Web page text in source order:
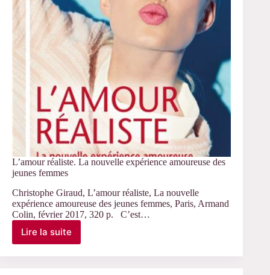
L’amour réaliste. La nouvelle expérience amoureuse des
jeunes femmes
Christophe Giraud, L’amour réaliste, La nouvelle
expérience amoureuse des jeunes femmes, Paris, Armand
Colin, février 2017, 320 p. C’est…
Lire la suite
L’amour